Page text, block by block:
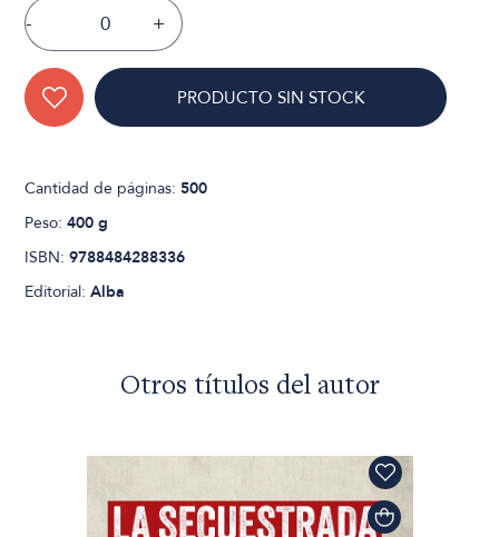
- +
PRODUCTO SIN STOCK
Cantidad de páginas:500
Peso:400 g
ISBN:9788484288336
Editorial:Alba
Otros títulos del autor